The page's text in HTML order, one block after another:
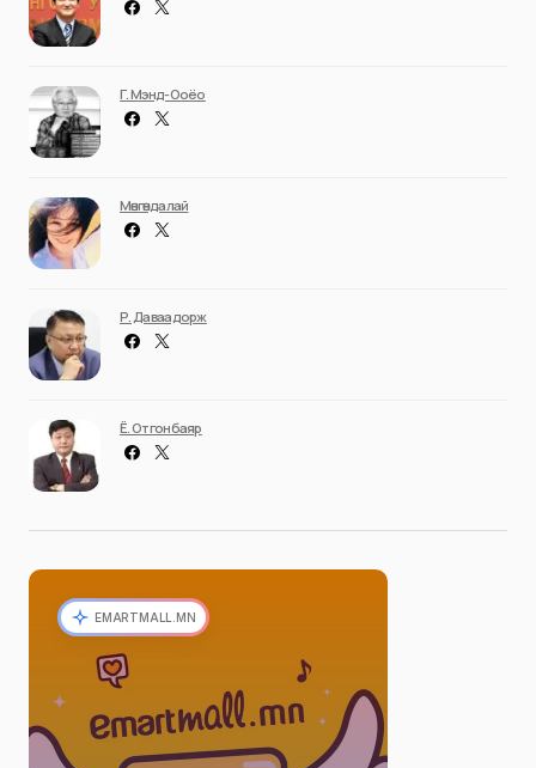
Г. Мэнд-Ооёо
Мөнгөндалай
Р. Даваадорж
Ё. Отгонбаяр
EMARTMALL.MN